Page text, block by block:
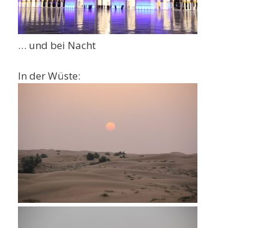
… und bei Nacht
In der Wüste: